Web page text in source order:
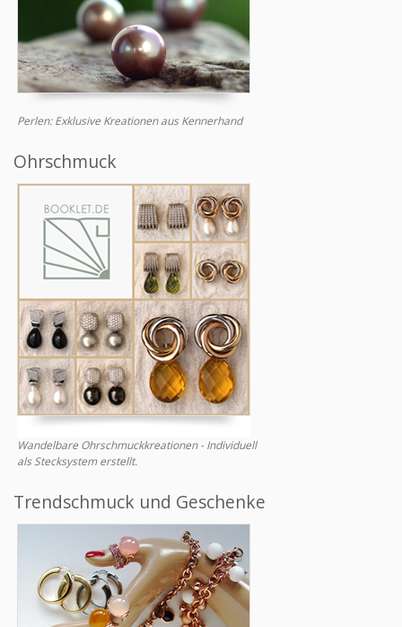
Perlen: Exklusive Kreationen aus Kennerhand
Ohrschmuck
Wandelbare Ohrschmuckkreationen - Individuell
als Stecksystem erstellt.
Trendschmuck und Geschenke